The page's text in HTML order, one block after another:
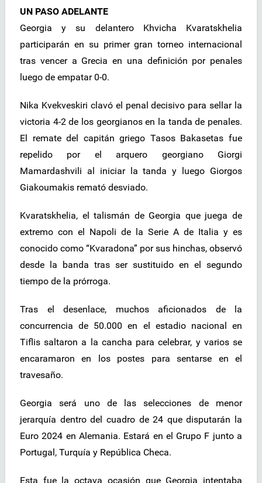
UN PASO ADELANTE
Georgia y su delantero Khvicha Kvaratskhelia
participarán en su primer gran torneo internacional
tras vencer a Grecia en una definición por penales
luego de empatar 0-0.
Nika Kvekveskiri clavó el penal decisivo para sellar la
victoria 4-2 de los georgianos en la tanda de penales.
El remate del capitán griego Tasos Bakasetas fue
repelido por el arquero georgiano Giorgi
Mamardashvili al iniciar la tanda y luego Giorgos
Giakoumakis remató desviado.
Kvaratskhelia, el talismán de Georgia que juega de
extremo con el Napoli de la Serie A de Italia y es
conocido como “Kvaradona” por sus hinchas, observó
desde la banda tras ser sustituido en el segundo
tiempo de la prórroga.
Tras el desenlace, muchos aficionados de la
concurrencia de 50.000 en el estadio nacional en
Tiflis saltaron a la cancha para celebrar, y varios se
encaramaron en los postes para sentarse en el
travesaño.
Georgia será uno de las selecciones de menor
jerarquía dentro del cuadro de 24 que disputarán la
Euro 2024 en Alemania. Estará en el Grupo F junto a
Portugal, Turquía y República Checa.
Esta fue la octava ocasión que Georgia intentaba